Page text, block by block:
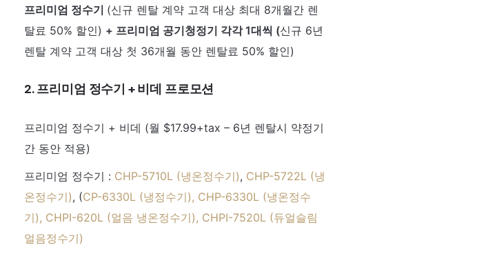
프리미엄 정수기 (신규 렌탈 계약 고객 대상 최대 8개월간 렌
탈료 50% 할인) + 프리미엄 공기청정기 각각 1대씩 (신규 6년
렌탈 계약 고객 대상 첫 36개월 동안 렌탈료 50% 할인)
2. 프리미엄 정수기 + 비데 프로모션
프리미엄 정수기 + 비데 (월 $17.99+tax – 6년 렌탈시 약정기
간 동안 적용)
프리미엄 정수기 : CHP-5710L (냉온정수기), CHP-5722L (냉
온정수기), (CP-6330L (냉정수기), CHP-6330L (냉온정수
기), CHPI-620L (얼음 냉온정수기), CHPI-7520L (듀얼슬림
얼음정수기)